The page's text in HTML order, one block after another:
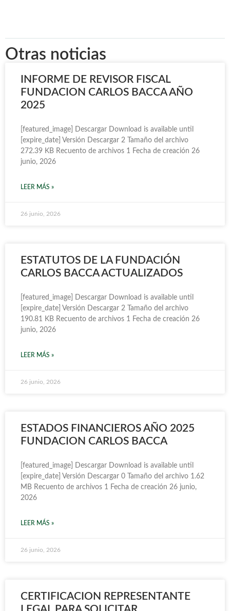
Otras noticias
INFORME DE REVISOR FISCAL
FUNDACION CARLOS BACCA AÑO
2025
[featured_image] Descargar Download is available until
[expire_date] Versión Descargar 2 Tamaño del archivo
272.39 KB Recuento de archivos 1 Fecha de creación 26
junio, 2026
LEER MÁS »
26 junio, 2026
ESTATUTOS DE LA FUNDACIÓN
CARLOS BACCA ACTUALIZADOS
[featured_image] Descargar Download is available until
[expire_date] Versión Descargar 2 Tamaño del archivo
190.81 KB Recuento de archivos 1 Fecha de creación 26
junio, 2026
LEER MÁS »
26 junio, 2026
ESTADOS FINANCIEROS AÑO 2025
FUNDACION CARLOS BACCA
[featured_image] Descargar Download is available until
[expire_date] Versión Descargar 0 Tamaño del archivo 1.62
MB Recuento de archivos 1 Fecha de creación 26 junio,
2026
LEER MÁS »
26 junio, 2026
CERTIFICACION REPRESENTANTE